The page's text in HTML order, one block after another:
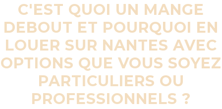
C'EST QUOI UN MANGE
DEBOUT ET POURQUOI EN
LOUER SUR NANTES AVEC
OPTIONS QUE VOUS SOYEZ
PARTICULIERS OU
PROFESSIONNELS ?